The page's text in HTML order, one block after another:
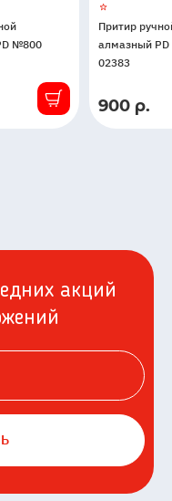
№800
Притир
алмазный
02383
В
900 р.
акций